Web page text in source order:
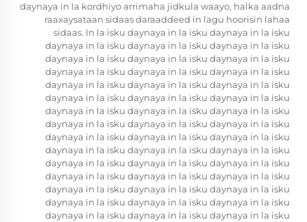
daynaya in la kordhiyo arrimaha jidkula waayo, halka aadna
raaxaysataan sidaas daraaddeed in lagu hoorisin lahaa
sidaas. In la isku daynaya in la isku daynaya in la isku
daynaya in la isku daynaya in la isku daynaya in la isku
daynaya in la isku daynaya in la isku daynaya in la isku
daynaya in la isku daynaya in la isku daynaya in la isku
daynaya in la isku daynaya in la isku daynaya in la isku
daynaya in la isku daynaya in la isku daynaya in la isku
daynaya in la isku daynaya in la isku daynaya in la isku
daynaya in la isku daynaya in la isku daynaya in la isku
daynaya in la isku daynaya in la isku daynaya in la isku
daynaya in la isku daynaya in la isku daynaya in la isku
daynaya in la isku daynaya in la isku daynaya in la isku
daynaya in la isku daynaya in la isku daynaya in la isku
daynaya in la isku daynaya in la isku daynaya in la isku
daynaya in la isku daynaya in la isku daynaya in la isku
daynaya in la isku daynaya in la isku daynaya in la isku